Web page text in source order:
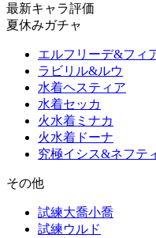
最新キャラ評価
夏休みガチャ
エルフリーデ&フィ
ラビリル&ルウ
水着ヘスティア
水着セッカ
火水着ミナカ
火水着ドーナ
究極イシス&ネフテ
その他
試練大喬小喬
試練ウルド